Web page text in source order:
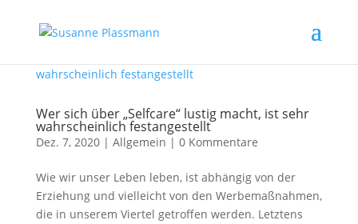
Wer sich über „Selfcare“ lustig macht, ist sehr
wahrscheinlich festangestellt
Dez. 7, 2020| Allgemein | 0 Kommentare
Wie wir unser Leben leben, ist abhängig von der
Erziehung und vielleicht von den Werbemaßnahmen,
die in unserem Viertel getroffen werden. Letztens